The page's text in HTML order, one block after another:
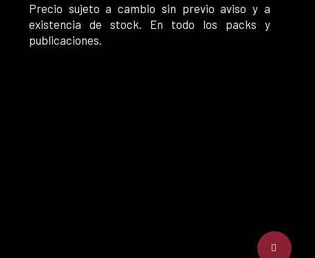
Precio sujeto a cambio sin previo aviso y a
existencia de stock. En todo los packs y
publicaciones.